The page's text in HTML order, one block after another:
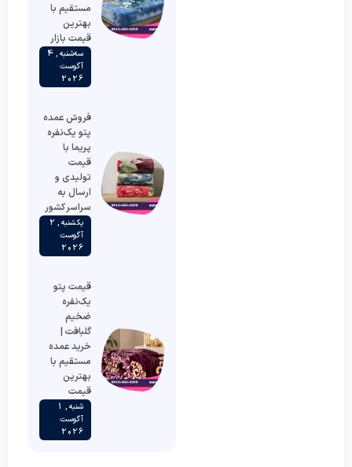
مستقیم با
بهترین
قیمت بازار
سه‌شنبه , 4
آگوست
2026
فروش عمده
پتو یک‌نفره
پریما با
قیمت
تولیدی و
ارسال به
سراسر کشور
یکشنبه , 2
آگوست
2026
قیمت پتو
یک‌نفره
ضخیم
گلبافت |
خرید عمده
مستقیم با
بهترین
قیمت
شنبه , 1
آگوست
2026